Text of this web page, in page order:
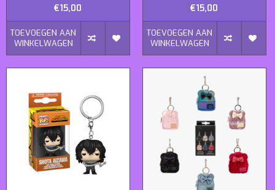
€15,00
TOEVOEGEN AAN
WINKELWAGEN
€15,00
TOEVOEGEN AAN
WINKELWAGEN